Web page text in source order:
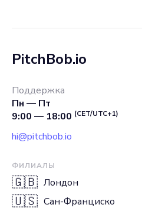
PitchBob.io
Поддержка
Пн — Пт
9:00 — 18:00 (CET/UTC+1)
hi@pitchbob.io
ФИЛИАЛЫ
🇬🇧 Лондон
🇺🇸 Сан-Франциско